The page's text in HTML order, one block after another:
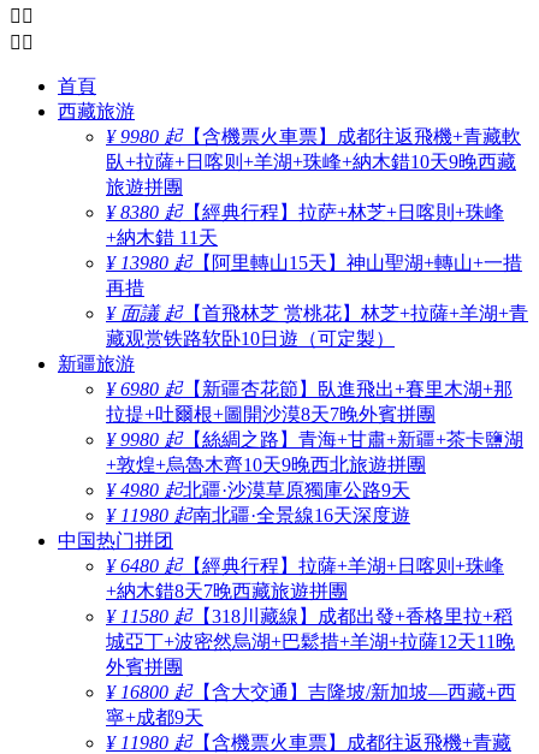
 
 
首頁
西藏旅游
¥ 9980 起【含機票火車票】成都往返飛機+青藏軟
臥+拉薩+日喀则+羊湖+珠峰+納木錯10天9晚西藏
旅遊拼團
¥ 8380 起【經典行程】拉萨+林芝+日喀則+珠峰
+納木錯 11天
¥ 13980 起【阿里轉山15天】神山聖湖+轉山+一措
再措
¥ 面議 起【首飛林芝 赏桃花】林芝+拉薩+羊湖+青
藏观赏铁路软卧10日遊（可定製）
新疆旅游
¥ 6980 起【新疆杏花節】臥進飛出+賽里木湖+那
拉提+吐爾根+圖開沙漠8天7晚外賓拼團
¥ 9980 起【絲綢之路】青海+甘肅+新疆+茶卡鹽湖
+敦煌+烏魯木齊10天9晚西北旅遊拼團
¥ 4980 起北疆·沙漠草原獨庫公路9天
¥ 11980 起南北疆·全景線16天深度遊
中国热门拼团
¥ 6480 起【經典行程】拉薩+羊湖+日喀则+珠峰
+納木錯8天7晚西藏旅遊拼團
¥ 11580 起【318川藏線】成都出發+香格里拉+稻
城亞丁+波密然烏湖+巴鬆措+羊湖+拉薩12天11晚
外賓拼團
¥ 16800 起【含大交通】吉隆坡/新加坡—西藏+西
寧+成都9天
¥ 11980 起【含機票火車票】成都往返飛機+青藏